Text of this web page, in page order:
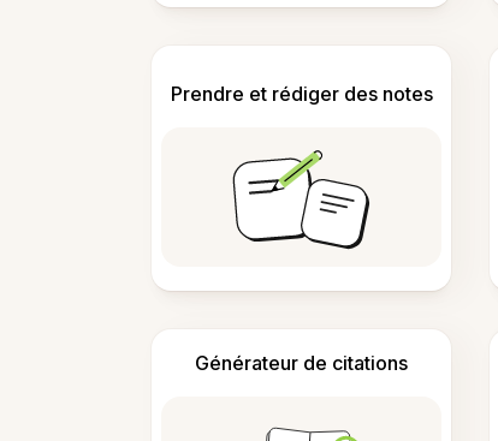
Prendre et rédiger des notes
Générateur de citations